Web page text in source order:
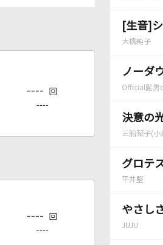
[生音]
大橋純子
ノーダ
Official髭男
決意の
三船栞子(小
グロテ
平井堅
やさし
JUJU
---- 回
----
---- 回
----